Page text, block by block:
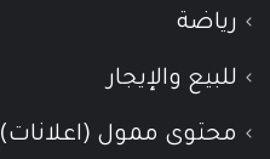
رياضة
للبيع والإيجار
محتوى ممول (اعلانات)